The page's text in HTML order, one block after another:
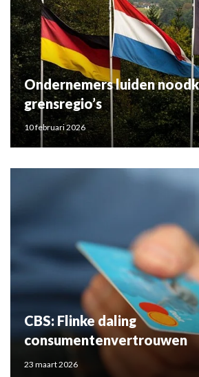
Ondernemers luiden
grensregio’s
10 februari 2026
CBS: Flinke daling
consumentenvertrouwen
23 maart 2026